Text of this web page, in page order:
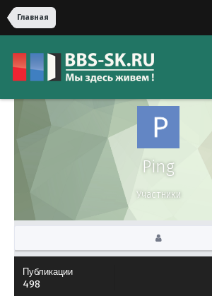
Главная
Ping
Участники
Публикации
498